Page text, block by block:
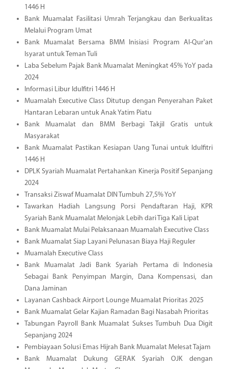
1446 H
Bank Muamalat Fasilitasi Umrah Terjangkau dan Berkualitas
Melalui Program Umat
Bank Muamalat Bersama BMM Inisiasi Program Al-Qur'an
Isyarat untuk Teman Tuli
Laba Sebelum Pajak Bank Muamalat Meningkat 45% YoY pada
2024
Informasi Libur Idulfitri 1446 H
Muamalah Executive Class Ditutup dengan Penyerahan Paket
Hantaran Lebaran untuk Anak Yatim Piatu
Bank Muamalat dan BMM Berbagi Takjil Gratis untuk
Masyarakat
Bank Muamalat Pastikan Kesiapan Uang Tunai untuk Idulfitri
1446 H
DPLK Syariah Muamalat Pertahankan Kinerja Positif Sepanjang
2024
Transaksi Ziswaf Muamalat DIN Tumbuh 27,5% YoY
Tawarkan Hadiah Langsung Porsi Pendaftaran Haji, KPR
Syariah Bank Muamalat Melonjak Lebih dari Tiga Kali Lipat
Bank Muamalat Mulai Pelaksanaan Muamalah Executive Class
Bank Muamalat Siap Layani Pelunasan Biaya Haji Reguler
Muamalah Executive Class
Bank Muamalat Jadi Bank Syariah Pertama di Indonesia
Sebagai Bank Penyimpan Margin, Dana Kompensasi, dan
Dana Jaminan
Layanan Cashback Airport Lounge Muamalat Prioritas 2025
Bank Muamalat Gelar Kajian Ramadan Bagi Nasabah Prioritas
Tabungan Payroll Bank Muamalat Sukses Tumbuh Dua Digit
Sepanjang 2024
Pembiayaan Solusi Emas Hijrah Bank Muamalat Melesat Tajam
Bank Muamalat Dukung GERAK Syariah OJK dengan